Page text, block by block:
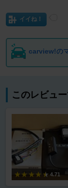
イイね！
carview!の
このレビュ
4.71